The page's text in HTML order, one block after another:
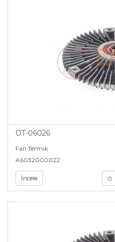
OT-06026
Fan Termik
A6032000022
İncele